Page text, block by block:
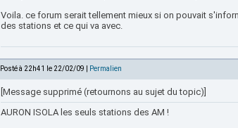
Voila. ce forum serait tellement mieux si on pouvait
des stations et ce qui va avec.
Posté à 22h41 le 22/02/09 | Permalien
[Message supprimé (retournons au sujet du topic)]
AURON ISOLA les seuls stations des AM !